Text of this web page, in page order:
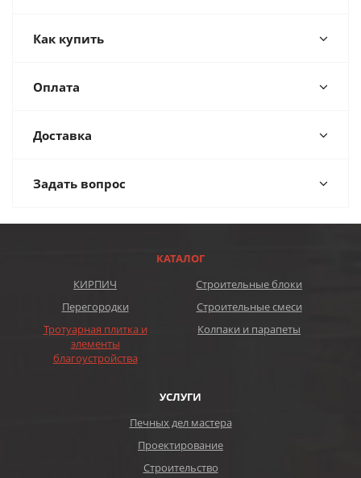
Как купить
Оплата
Доставка
Задать вопрос
КАТАЛОГ
КИРПИЧ
Строительные блоки
Перегородки
Строительные смеси
Тротуарная плитка и
элементы
благоустройства
Колпаки и парапеты
УСЛУГИ
Печных дел мастера
Проектирование
Строительство